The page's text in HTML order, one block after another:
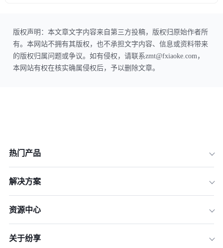
版权声明：本文章文字内容来自第三方投稿，版权归原始作者所
有。本网站不拥有其版权，也不承担文字内容、信息或资料带来
的版权归属问题或争议。如有侵权，请联系zmt@fxiaoke.com，
本网站有权在核实确属侵权后，予以删除文章。
热门产品
解决方案
资源中心
关于纷享